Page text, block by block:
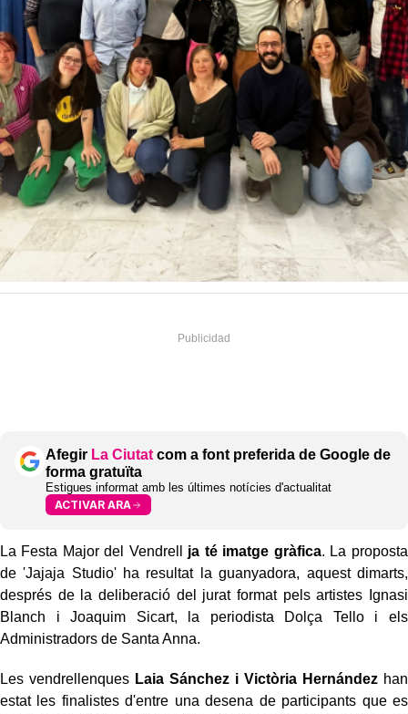
Afegir La Ciutatcom a font preferida de Google de
forma gratuïta
Estigues informat amb les últimes notícies d'actualitat
ACTIVAR ARA
La Festa Major del Vendrell ja té imatge gràfica. La proposta
de 'Jajaja Studio' ha resultat la guanyadora, aquest dimarts,
després de la deliberació del jurat format pels artistes Ignasi
Blanch i Joaquim Sicart, la periodista Dolça Tello i els
Administradors de Santa Anna.
Les vendrellenques Laia Sánchez i Victòria Hernándezhan
estat les finalistes d'entre una desena de participants que es